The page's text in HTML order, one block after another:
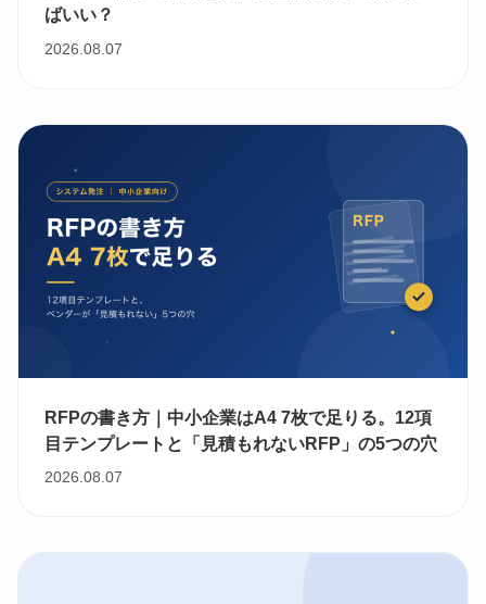
ばいい？
2026.08.07
RFPの書き方｜中小企業はA4 7枚で足りる。12項
目テンプレートと「見積もれないRFP」の5つの穴
2026.08.07